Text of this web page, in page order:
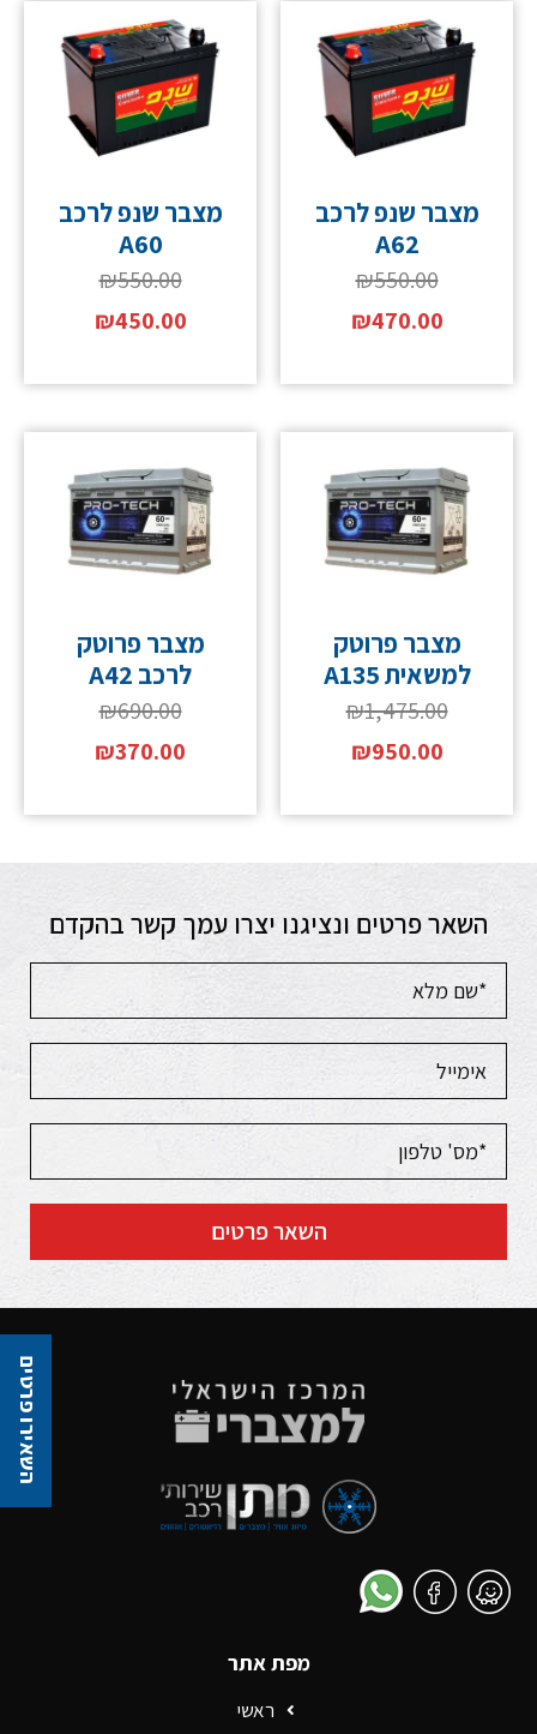
מצבר שנפ לרכב
A62
₪550.00
₪470.00
מצבר שנפ לרכב
A60
₪550.00
₪450.00
מצבר פרוטק
למשאית A135
₪1,475.00
₪950.00
מצבר פרוטק
לרכב A42
₪690.00
₪370.00
השאר פרטים ונציגנו יצרו עמך קשר בהקדם
השאר פרטים
מפת אתר
ראשי
השאירו פרטים